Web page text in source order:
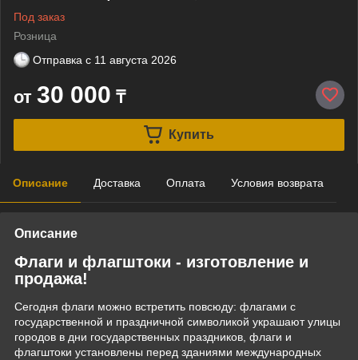
Под заказ
Розница
Отправка с 11 августа 2026
от 30 000 ₸
Купить
Описание Доставка Оплата Условия возврата
Описание
Флаги и флагштоки - изготовление и
продажа!
Сегодня флаги можно встретить повсюду: флагами с
государственной и праздничной символикой украшают улицы
городов в дни государственных праздников, флаги и
флагштоки установлены перед зданиями международных